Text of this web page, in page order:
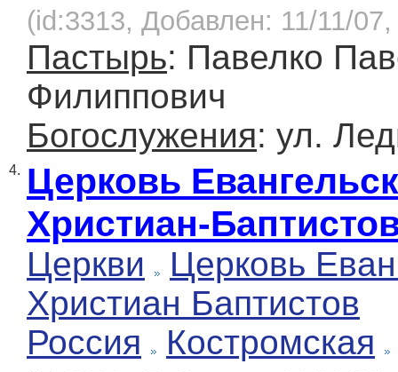
(id:3313, Добавлен: 11/11/
Пастырь: Павелко
Филиппович
Богослужения: ул.
4. Церковь
Христиан-
Церкви
Церковь
Христиан Баптистов
Россия
Костромская